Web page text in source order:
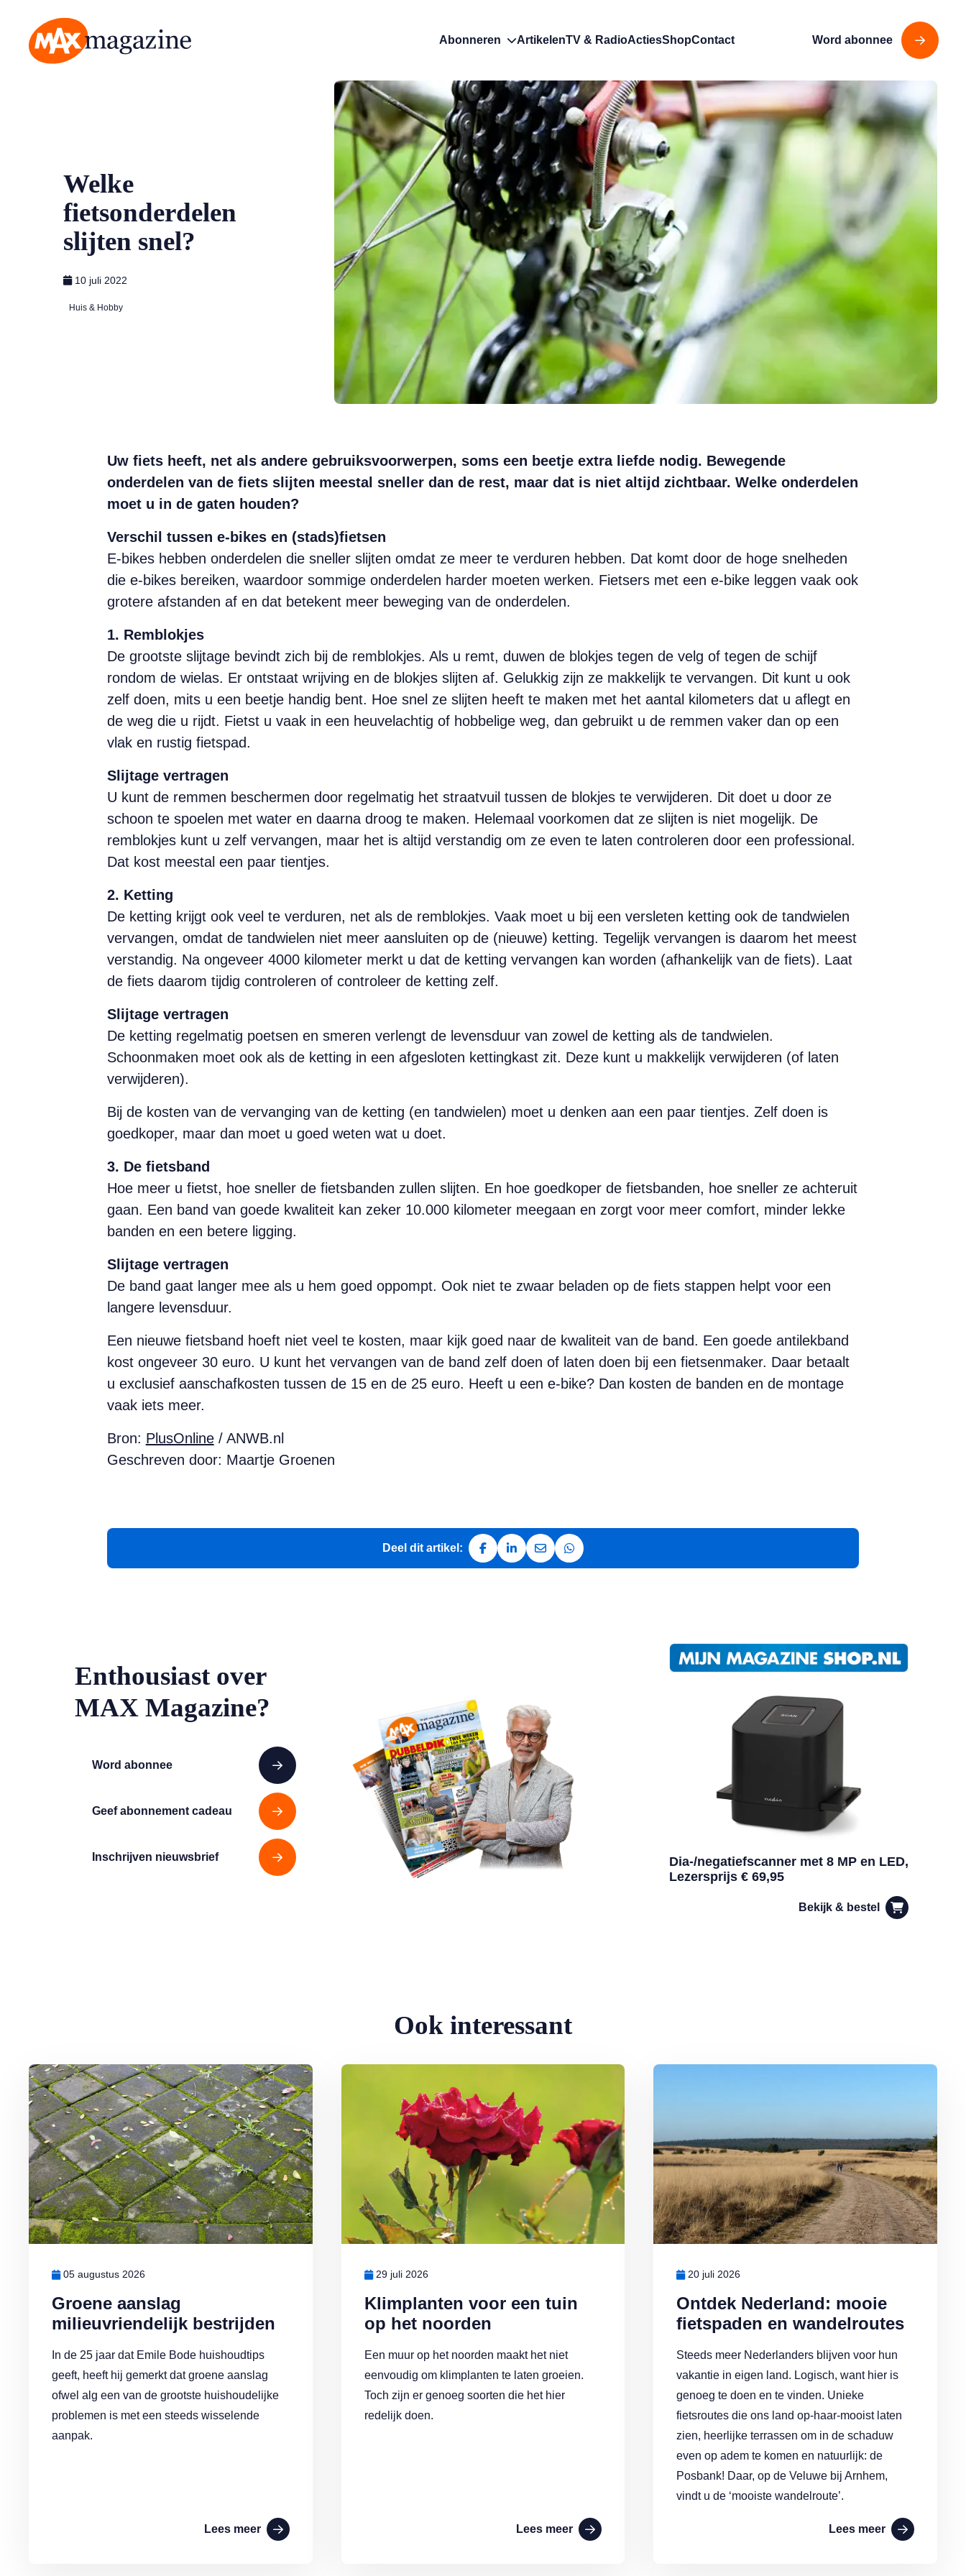
Abonneren ArtikelenTV & RadioActiesShopContact Word abonnee
Welke
fietsonderdelen
slijten snel?
10 juli 2022
Huis & Hobby
Uw fiets heeft, net als andere gebruiksvoorwerpen, soms een beetje extra liefde nodig. Bewegende
onderdelen van de fiets slijten meestal sneller dan de rest, maar dat is niet altijd zichtbaar. Welke onderdelen
moet u in de gaten houden?
Verschil tussen e-bikes en (stads)fietsen
E-bikes hebben onderdelen die sneller slijten omdat ze meer te verduren hebben. Dat komt door de hoge snelheden
die e-bikes bereiken, waardoor sommige onderdelen harder moeten werken. Fietsers met een e-bike leggen vaak ook
grotere afstanden af en dat betekent meer beweging van de onderdelen.
1. Remblokjes
De grootste slijtage bevindt zich bij de remblokjes. Als u remt, duwen de blokjes tegen de velg of tegen de schijf
rondom de wielas. Er ontstaat wrijving en de blokjes slijten af. Gelukkig zijn ze makkelijk te vervangen. Dit kunt u ook
zelf doen, mits u een beetje handig bent. Hoe snel ze slijten heeft te maken met het aantal kilometers dat u aflegt en
de weg die u rijdt. Fietst u vaak in een heuvelachtig of hobbelige weg, dan gebruikt u de remmen vaker dan op een
vlak en rustig fietspad.
Slijtage vertragen
U kunt de remmen beschermen door regelmatig het straatvuil tussen de blokjes te verwijderen. Dit doet u door ze
schoon te spoelen met water en daarna droog te maken. Helemaal voorkomen dat ze slijten is niet mogelijk. De
remblokjes kunt u zelf vervangen, maar het is altijd verstandig om ze even te laten controleren door een professional.
Dat kost meestal een paar tientjes.
2. Ketting
De ketting krijgt ook veel te verduren, net als de remblokjes. Vaak moet u bij een versleten ketting ook de tandwielen
vervangen, omdat de tandwielen niet meer aansluiten op de (nieuwe) ketting. Tegelijk vervangen is daarom het meest
verstandig. Na ongeveer 4000 kilometer merkt u dat de ketting vervangen kan worden (afhankelijk van de fiets). Laat
de fiets daarom tijdig controleren of controleer de ketting zelf.
Slijtage vertragen
De ketting regelmatig poetsen en smeren verlengt de levensduur van zowel de ketting als de tandwielen.
Schoonmaken moet ook als de ketting in een afgesloten kettingkast zit. Deze kunt u makkelijk verwijderen (of laten
verwijderen).
Bij de kosten van de vervanging van de ketting (en tandwielen) moet u denken aan een paar tientjes. Zelf doen is
goedkoper, maar dan moet u goed weten wat u doet.
3. De fietsband
Hoe meer u fietst, hoe sneller de fietsbanden zullen slijten. En hoe goedkoper de fietsbanden, hoe sneller ze achteruit
gaan. Een band van goede kwaliteit kan zeker 10.000 kilometer meegaan en zorgt voor meer comfort, minder lekke
banden en een betere ligging.
Slijtage vertragen
De band gaat langer mee als u hem goed oppompt. Ook niet te zwaar beladen op de fiets stappen helpt voor een
langere levensduur.
Een nieuwe fietsband hoeft niet veel te kosten, maar kijk goed naar de kwaliteit van de band. Een goede antilekband
kost ongeveer 30 euro. U kunt het vervangen van de band zelf doen of laten doen bij een fietsenmaker. Daar betaalt
u exclusief aanschafkosten tussen de 15 en de 25 euro. Heeft u een e-bike? Dan kosten de banden en de montage
vaak iets meer.
Bron: PlusOnline/ ANWB.nl
Geschreven door: Maartje Groenen
Deel dit artikel:
Deel op Facebook
Deel op LinkedIn
Deel via e-mail
Deel via WhatsApp
Enthousiast over
MAX Magazine?
Word abonnee
Geef abonnement cadeau
Inschrijven nieuwsbrief
Dia-/negatiefscanner met 8 MP en LED,
Lezersprijs € 69,95
Bekijk & bestel
Ook interessant
Groene aanslag
milieuvriendelijk bestrijden
05 augustus 2026
In de 25 jaar dat Emile Bode huishoudtips
geeft, heeft hij gemerkt dat groene aanslag
ofwel alg een van de grootste huishoudelijke
problemen is met een steeds wisselende
aanpak.
Lees meer
Lees meer over Groene aanslag milieuvriendelijk bestrijden
Klimplanten voor een tuin
op het noorden
29 juli 2026
Een muur op het noorden maakt het niet
eenvoudig om klimplanten te laten groeien.
Toch zijn er genoeg soorten die het hier
redelijk doen.
Lees meer
Lees meer over Klimplanten voor een tuin op het noorden
Ontdek Nederland: mooie
fietspaden en wandelroutes
20 juli 2026
Steeds meer Nederlanders blijven voor hun
vakantie in eigen land. Logisch, want hier is
genoeg te doen en te vinden. Unieke
fietsroutes die ons land op-haar-mooist laten
zien, heerlijke terrassen om in de schaduw
even op adem te komen en natuurlijk: de
Posbank! Daar, op de Veluwe bij Arnhem,
vindt u de ‘mooiste wandelroute’.
Lees meer
Lees meer over Ontdek Nederland: mooie fietspaden en